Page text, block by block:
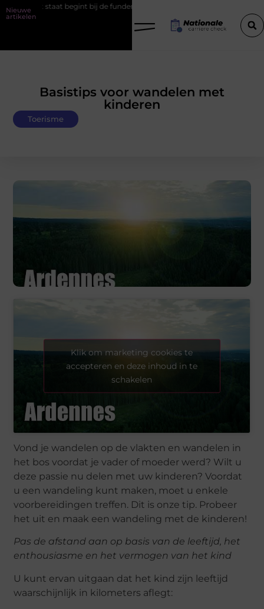
Nieuwe
artikelen
staat begint bij de fundering
Basistips voor wandelen met
kinderen
Toerisme
Klik om marketing cookies te
accepteren en deze inhoud in te
schakelen
Vond je wandelen op de vlakten en wandelen in
het bos voordat je vader of moeder werd? Wilt u
deze passie nu delen met uw kinderen? Voordat
u een wandeling kunt maken, moet u enkele
voorbereidingen treffen. Dit is onze tip. Probeer
het uit en maak een wandeling met de kinderen!
Pas de afstand aan op basis van de leeftijd, het
enthousiasme en het vermogen van het kind
U kunt ervan uitgaan dat het kind zijn leeftijd
waarschijnlijk in kilometers aflegt: